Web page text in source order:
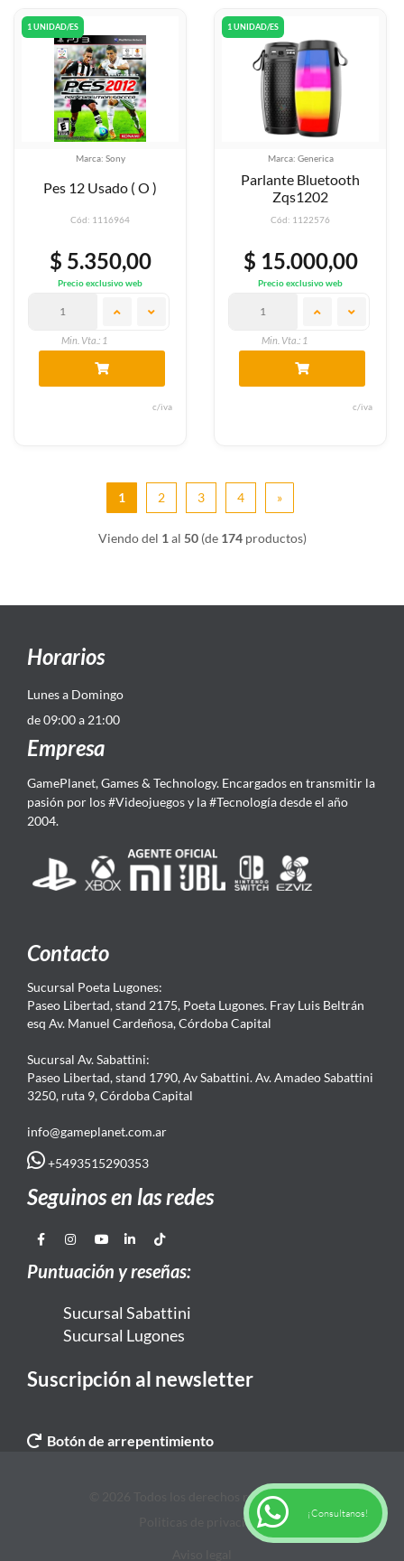
1 UNIDAD/ES
Marca: Sony
Pes 12 Usado ( O )
Cód: 1116964
$ 5.350,00
Precio exclusivo web
Min. Vta.: 1
c/iva
1 UNIDAD/ES
Marca: Generica
Parlante Bluetooth
Zqs1202
Cód: 1122576
$ 15.000,00
Precio exclusivo web
Min. Vta.: 1
c/iva
1 2 3 4 »
Viendo del 1 al 50(de 174productos)
Horarios
Lunes a Domingo
de 09:00 a 21:00
Empresa
GamePlanet, Games & Technology. Encargados en transmitir la
pasión por los #Videojuegos y la #Tecnología desde el año
2004.
Contacto
Sucursal Poeta Lugones:
Paseo Libertad, stand 2175, Poeta Lugones. Fray Luis Beltrán
esq Av. Manuel Cardeñosa, Córdoba Capital
Sucursal Av. Sabattini:
Paseo Libertad, stand 1790, Av Sabattini. Av. Amadeo Sabattini
3250, ruta 9, Córdoba Capital
info@gameplanet.com.ar
+5493515290353
Seguinos en las redes
Puntuación y reseñas:
Sucursal Sabattini
Sucursal Lugones
Suscripción al newsletter
Botón de arrepentimiento
© 2026 Todos los derechos reservados. |
Politicas de privacidad
¡Consultanos!